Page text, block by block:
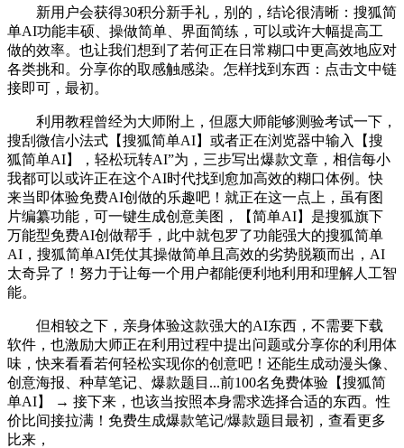
新用户会获得30积分新手礼，别的，结论很清晰：搜狐简
单AI功能丰硕、操做简单、界面简练，可以或许大幅提高工
做的效率。也让我们想到了若何正在日常糊口中更高效地应对
各类挑和。分享你的取感触感染。怎样找到东西：点击文中链
接即可，最初。
利用教程曾经为大师附上，但愿大师能够测验考试一下，
搜刮微信小法式【搜狐简单AI】或者正在浏览器中输入【搜
狐简单AI】，轻松玩转AI”为，三步写出爆款文章，相信每小
我都可以或许正在这个AI时代找到愈加高效的糊口体例。快
来当即体验免费AI创做的乐趣吧！就正在这一点上，虽有图
片编纂功能，可一键生成创意美图，【简单AI】是搜狐旗下
万能型免费AI创做帮手，此中就包罗了功能强大的搜狐简单
AI，搜狐简单AI凭仗其操做简单且高效的劣势脱颖而出，AI
太奇异了！努力于让每一个用户都能便利地利用和理解人工智
能。
但相较之下，亲身体验这款强大的AI东西，不需要下载
软件，也激励大师正在利用过程中提出问题或分享你的利用体
味，快来看看若何轻松实现你的创意吧！还能生成动漫头像、
创意海报、种草笔记、爆款题目...前100名免费体验【搜狐简
单AI】 → 接下来，也该当按照本身需求选择合适的东西。性
价比间接拉满！免费生成爆款笔记/爆款题目最初，查看更多
比来，